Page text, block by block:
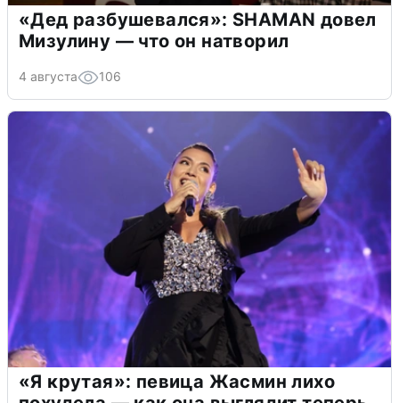
«Дед разбушевался»: SHAMAN довел
Мизулину — что он натворил
4 августа 106
«Я крутая»: певица Жасмин лихо